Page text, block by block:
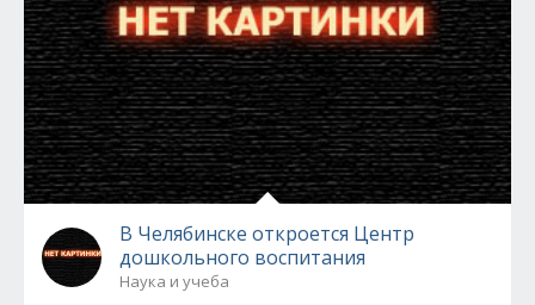
В Челябинске откроется Центр
дошкольного воспитания
Наука и учеба